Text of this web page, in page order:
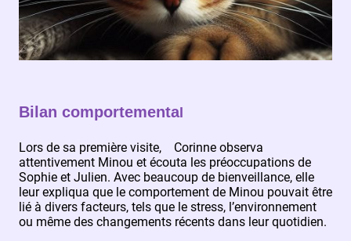
Bilan comportemental
Lors de sa première visite, Corinne observa
attentivement Minou et écouta les préoccupations de
Sophie et Julien. Avec beaucoup de bienveillance, elle
leur expliqua que le comportement de Minou pouvait être
lié à divers facteurs, tels que le stress, l’environnement
ou même des changements récents dans leur quotidien.